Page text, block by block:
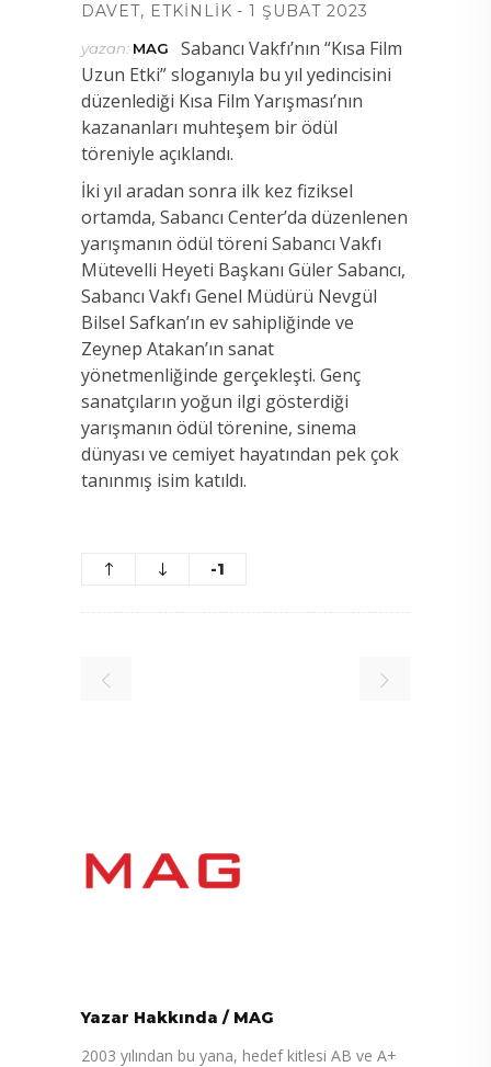
DAVET, ETKINLIK 1 ŞUBAT 2023
yazan: MAG
Sabancı Vakfı’nın “Kısa Film
Uzun Etki” sloganıyla bu yıl yedincisini
düzenlediği Kısa Film Yarışması’nın
kazananları muhteşem bir ödül
töreniyle açıklandı.
İki yıl aradan sonra ilk kez fiziksel
ortamda, Sabancı Center’da düzenlenen
yarışmanın ödül töreni Sabancı Vakfı
Mütevelli Heyeti Başkanı Güler Sabancı,
Sabancı Vakfı Genel Müdürü Nevgül
Bilsel Safkan’ın ev sahipliğinde ve
Zeynep Atakan’ın sanat
yönetmenliğinde gerçekleşti. Genç
sanatçıların yoğun ilgi gösterdiği
yarışmanın ödül törenine, sinema
dünyası ve cemiyet hayatından pek çok
tanınmış isim katıldı.
-1
Yazar Hakkında / MAG
2003 yılından bu yana, hedef kitlesi AB ve A+